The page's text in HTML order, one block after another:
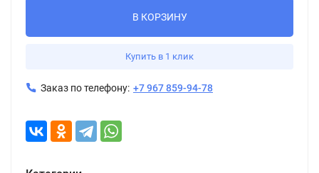
В КОРЗИНУ
Купить в 1 клик
Заказ по телефону: +7 967 859-94-78